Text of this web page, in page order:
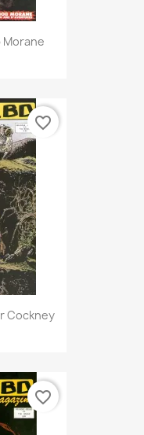
Morane
Cockney
favorite_border
favorite_border